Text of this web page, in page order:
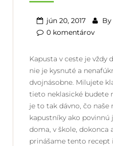
jún 20, 2017 By
0 komentárov
Kapusta v ceste je vždy
nie je kysnuté a
dvojnásobne. Milujete
tieto neklasické budete
je to tak dávno, čo naše
kapustníky ako povinnú
doma, v škole, dokonca
prinášame tento recept